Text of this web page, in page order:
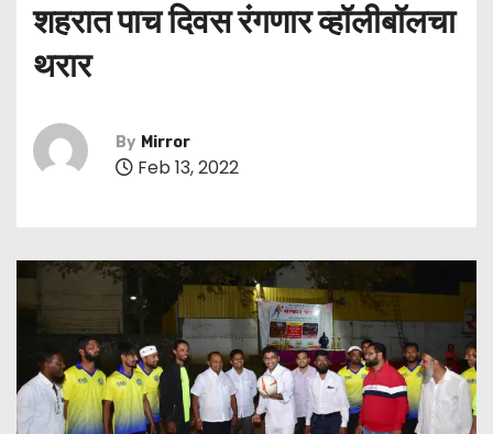
शहरात पाच दिवस रंगणार व्हॉलीबॉलचा
थरार
By Mirror
Feb 13, 2022